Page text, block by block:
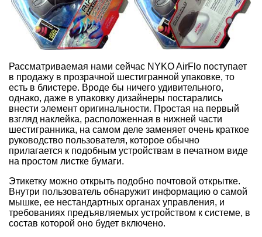
Рассматриваемая нами сейчас NYKO AirFlo поступает
в продажу в прозрачной шестигранной упаковке, то
есть в блистере. Вроде бы ничего удивительного,
однако, даже в упаковку дизайнеры постарались
внести элемент оригинальности. Простая на первый
взгляд наклейка, расположенная в нижней части
шестигранника, на самом деле заменяет очень краткое
руководство пользователя, которое обычно
прилагается к подобным устройствам в печатном виде
на простом листке бумаги.
Этикетку можно открыть подобно почтовой открытке.
Внутри пользователь обнаружит информацию о самой
мышке, ее нестандартных органах управления, и
требованиях предъявляемых устройством к системе, в
состав которой оно будет включено.